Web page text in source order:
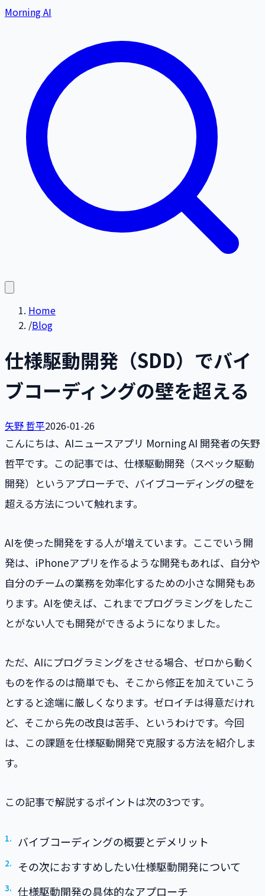
Morning AI
Home
/Blog
仕様駆動開発（SDD）でバイ
ブコーディングの壁を超える
矢野 哲平2026-01-26
こんにちは、AIニュースアプリ Morning AI 開発者の矢野
哲平です。この記事では、仕様駆動開発（スペック駆動
開発）というアプローチで、バイブコーディングの壁を
超える方法について触れます。
AIを使った開発をする人が増えています。ここでいう開
発は、iPhoneアプリを作るような開発もあれば、自分や
自分のチームの業務を効率化するための小さな開発もあ
ります。AIを使えば、これまでプログラミングをしたこ
とがない人でも開発ができるようになりました。
ただ、AIにプログラミングをさせる場合、ゼロから動く
ものを作るのは簡単でも、そこから修正を加えていこう
とすると途端に厳しくなります。ゼロイチは得意だけれ
ど、そこから先の改良は苦手、というわけです。今回
は、この課題を仕様駆動開発で克服する方法を紹介しま
す。
この記事で解説するポイントは次の3つです。
バイブコーディングの概要とデメリット
その次におすすめしたい仕様駆動開発について
仕様駆動開発の具体的なアプローチ